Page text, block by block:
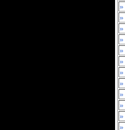
»
»
»
»
»
»
»
»
»
»
»
»